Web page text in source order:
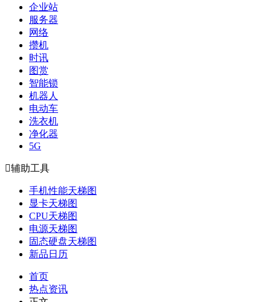
企业站
服务器
网络
攒机
时讯
图赏
智能锁
机器人
电动车
洗衣机
净化器
5G
辅助工具
手机性能天梯图
显卡天梯图
CPU天梯图
电源天梯图
固态硬盘天梯图
新品日历
首页
热点资讯